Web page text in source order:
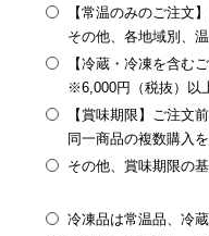
【常温のみのご注文
その他、各地域別、
【冷蔵・冷凍を含む
※6,000円（税抜）以
【賞味期限】ご注文
同一商品の複数購入
その他、賞味期限の
冷凍品は常温品、冷